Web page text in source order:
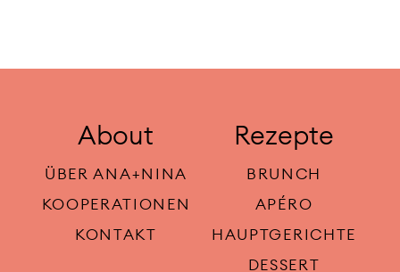
About
ÜBER ANA+NINA
KOOPERATIONEN
KONTAKT
Rezepte
BRUNCH
APÉRO
HAUPTGERICHTE
DESSERT